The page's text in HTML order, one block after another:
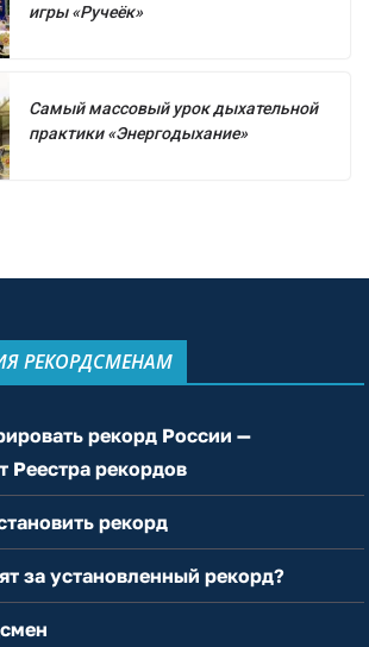
игры «Ручеёк»
Самый массовый урок дыхательной
практики «Энергодыхание»
РЕКОРДСМЕНАМ
рекорд России —
Реестра рекордов
рекорд
за установленный рекорд?